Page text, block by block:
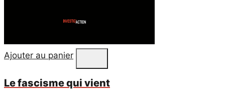
Ajouter au panier
Le fascisme qui vient